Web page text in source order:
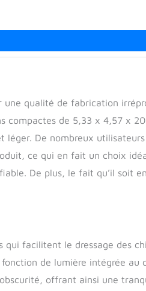
une qualité de fabrication
compactes de 5,33 x 4,57 x
léger. De nombreux
ce qui en fait un choix
De plus, le fait qu’il soit
facilitent le dressage des
de lumière intégrée au
offrant ainsi une